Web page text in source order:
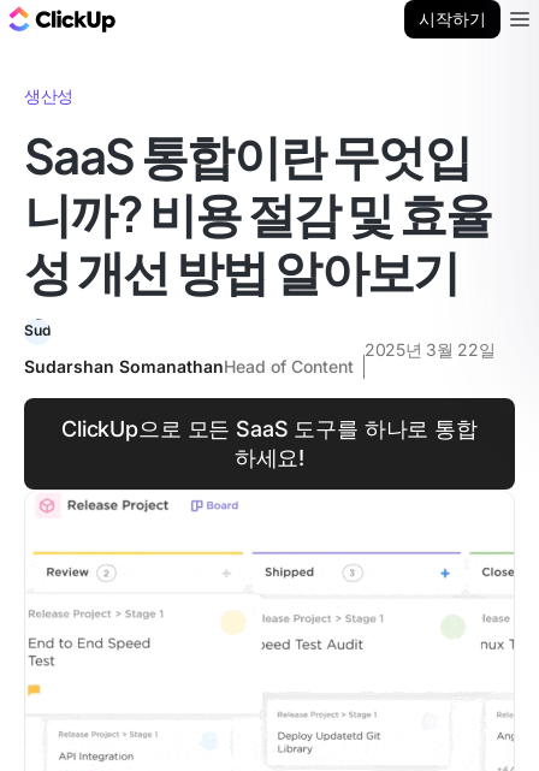
시작하기
생산성
SaaS 통합이란 무엇입
니까? 비용 절감 및 효율
성 개선 방법 알아보기
Sudarshan SomanathanHead of Content
2025년 3월 22일
ClickUp으로 모든 SaaS 도구를 하나로 통합
하세요!